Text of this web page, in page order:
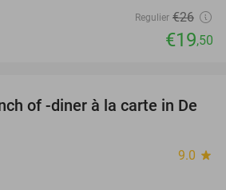
Regulier €26
€19,50
39%
of -diner à la carte in De
9.0 star